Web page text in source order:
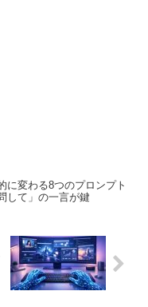
に変わる8つのプロンプト
して」の一言が鍵